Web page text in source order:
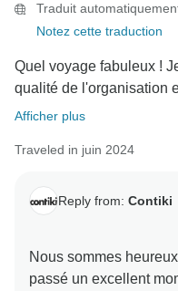
Traduit
Notez cette traduction
Quel voyage fabuleux !
qualité de l'organisation
Afficher plus
Traveled in juin 2024
Reply from: Contiki
Nous sommes
passé un excellent